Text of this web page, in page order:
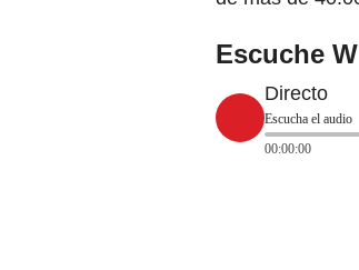
Escuche
Directo
Escucha el audio
00:00:00